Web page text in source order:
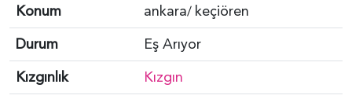
Konum
ankara/ keçiören
Durum
Eş Arıyor
Kızgınlık
Kızgın